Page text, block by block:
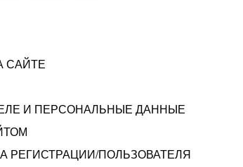
САЙТЕ
И ПЕРСОНАЛЬНЫЕ ДАННЫЕ
РЕГИСТРАЦИИ/ПОЛЬЗОВАТЕЛЯ